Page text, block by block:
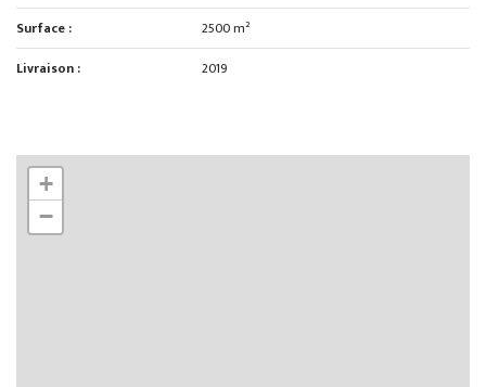
Surface :
2500 m²
Livraison :
2019
+
−